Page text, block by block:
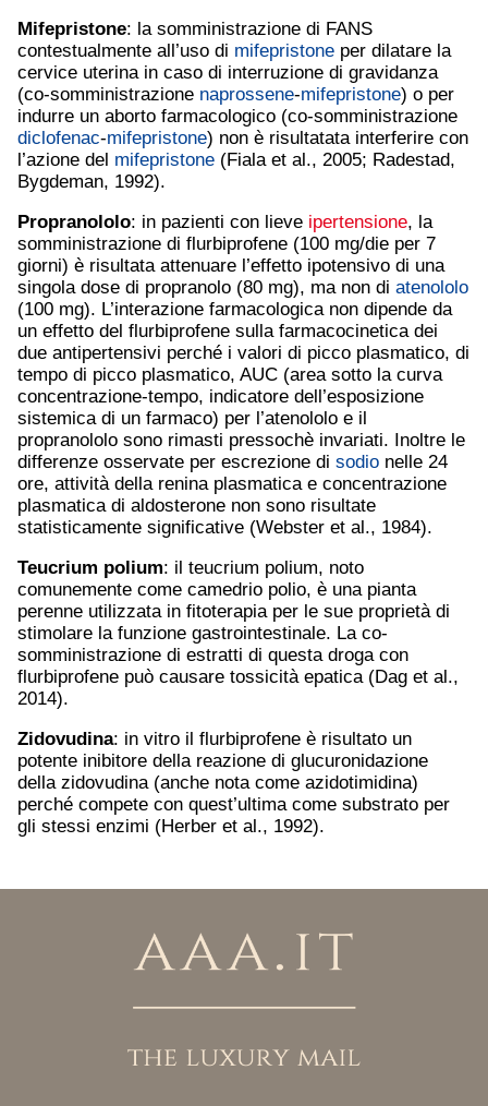
Mifepristone: la somministrazione di FANS
contestualmente all’uso di mifepristone per dilatare la
cervice uterina in caso di interruzione di gravidanza
(co-somministrazione naprossene-mifepristone) o per
indurre un aborto farmacologico (co-somministrazione
diclofenac-mifepristone) non è risultatata interferire con
l’azione del mifepristone (Fiala et al., 2005; Radestad,
Bygdeman, 1992).
Propranololo: in pazienti con lieve ipertensione, la
somministrazione di flurbiprofene (100 mg/die per 7
giorni) è risultata attenuare l’effetto ipotensivo di una
singola dose di propranolo (80 mg), ma non di atenololo
(100 mg). L’interazione farmacologica non dipende da
un effetto del flurbiprofene sulla farmacocinetica dei
due antipertensivi perché i valori di picco plasmatico, di
tempo di picco plasmatico, AUC (area sotto la curva
concentrazione-tempo, indicatore dell’esposizione
sistemica di un farmaco) per l’atenololo e il
propranololo sono rimasti pressochè invariati. Inoltre le
differenze osservate per escrezione di sodio nelle 24
ore, attività della renina plasmatica e concentrazione
plasmatica di aldosterone non sono risultate
statisticamente significative (Webster et al., 1984).
Teucrium polium: il teucrium polium, noto
comunemente come camedrio polio, è una pianta
perenne utilizzata in fitoterapia per le sue proprietà di
stimolare la funzione gastrointestinale. La co-
somministrazione di estratti di questa droga con
flurbiprofene può causare tossicità epatica (Dag et al.,
2014).
Zidovudina: in vitro il flurbiprofene è risultato un
potente inibitore della reazione di glucuronidazione
della zidovudina (anche nota come azidotimidina)
perché compete con quest’ultima come substrato per
gli stessi enzimi (Herber et al., 1992).